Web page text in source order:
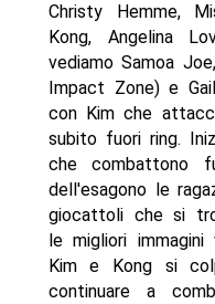
Christy Hemme,
Kong, Angelina
vediamo Samoa
Impact Zone) e
con Kim che
subito fuori ring.
che combattono
dell'esagono le
giocattoli che si
le migliori
Kim e Kong si
continuare a